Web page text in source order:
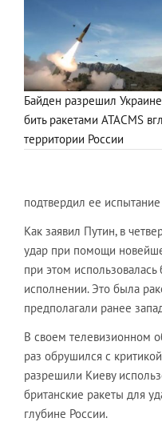
Байден разрешил Украине
бить ракетами ATACMS
территории России
подтвердил ее
Как заявил Путин, в
удар при помощи
при этом
исполнении. Это была
предполагали ранее
В своем телевизионном
раз обрушился с
разрешили Киеву
британские ракеты для
глубине России.